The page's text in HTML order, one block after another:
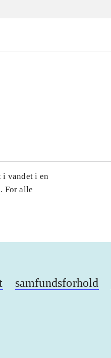
vandet i en
For alle
samfundsforhold